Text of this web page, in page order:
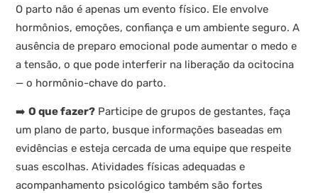
O parto não é apenas um evento físico. Ele envolve
hormônios, emoções, confiança e um ambiente seguro. A
ausência de preparo emocional pode aumentar o medo e
a tensão, o que pode interferir na liberação da ocitocina
— o hormônio-chave do parto.
➡️O que fazer? Participe de grupos de gestantes, faça
um plano de parto, busque informações baseadas em
evidências e esteja cercada de uma equipe que respeite
suas escolhas. Atividades físicas adequadas e
acompanhamento psicológico também são fortes